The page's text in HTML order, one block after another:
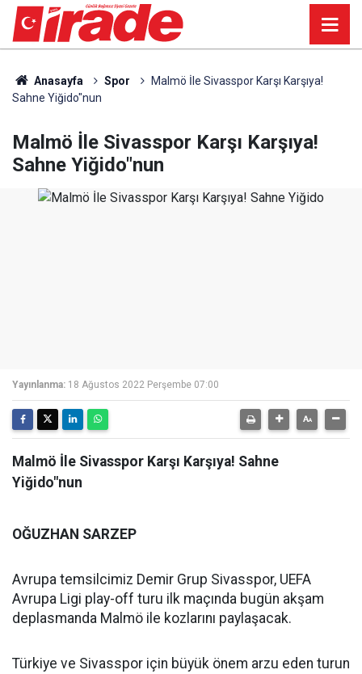
Anasayfa Spor
Malmö İle Sivasspor Karşı Karşıya!
Sahne Yiğido"nun
Malmö İle Sivasspor Karşı Karşıya!
Sahne Yiğido"nun
Yayınlanma: 18 Ağustos 2022 Perşembe 07:00
Malmö İle Sivasspor Karşı Karşıya! Sahne
Yiğido"nun
OĞUZHAN SARZEP
Avrupa temsilcimiz Demir Grup Sivasspor, UEFA
Avrupa Ligi play-off turu ilk maçında bugün akşam
deplasmanda Malmö ile kozlarını paylaşacak.
Türkiye ve Sivasspor için büyük önem arzu eden turun